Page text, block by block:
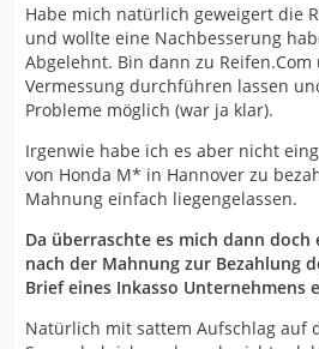
Habe mich natürlich geweigert die
und wollte eine Nachbesserung
Abgelehnt. Bin dann zu
Vermessung durchführen lassen
Probleme möglich (war ja klar).
Irgenwie habe ich es aber nicht
von Honda M* in Hannover zu
Mahnung einfach liegengelassen.
Da überraschte es mich dann doch
nach der Mahnung zur Bezahlung
Brief eines Inkasso Unternehmens
Natürlich mit sattem Aufschlag auf